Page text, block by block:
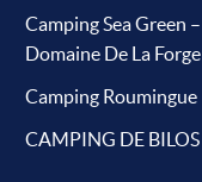
Camping Sea Green –
Domaine De La Forge
Camping Roumingue
CAMPING DE BILOS